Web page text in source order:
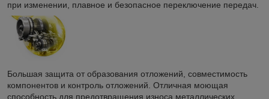
при изменении, плавное и безопасное переключение передач.
Большая защита от образования отложений, совместимость
компонентов и контроль отложений. Отличная моющая
способность для предотвращения износа металлических